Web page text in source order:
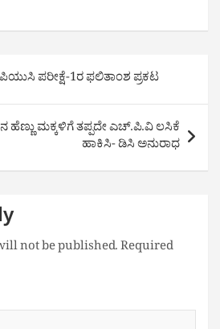
ಪರೀಕ್ಷೆ-1ರ ಫಲಿತಾಂಶ ಪ್ರಕಟ
ಹೆಣ್ಣು ಮಕ್ಕಳಿಗೆ ತಪ್ಪದೇ ಎಚ್.ಪಿ.ವಿ ಲಸಿಕೆ
ಹಾಕಿಸಿ- ಡಿಸಿ ಅನುರಾಧ
not be published.Required